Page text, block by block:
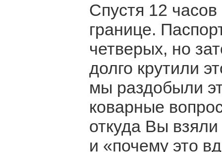
Спустя 12
границе.
четверых, но
долго крутили
мы раздобыли
коварные
откуда Вы
и «почему это